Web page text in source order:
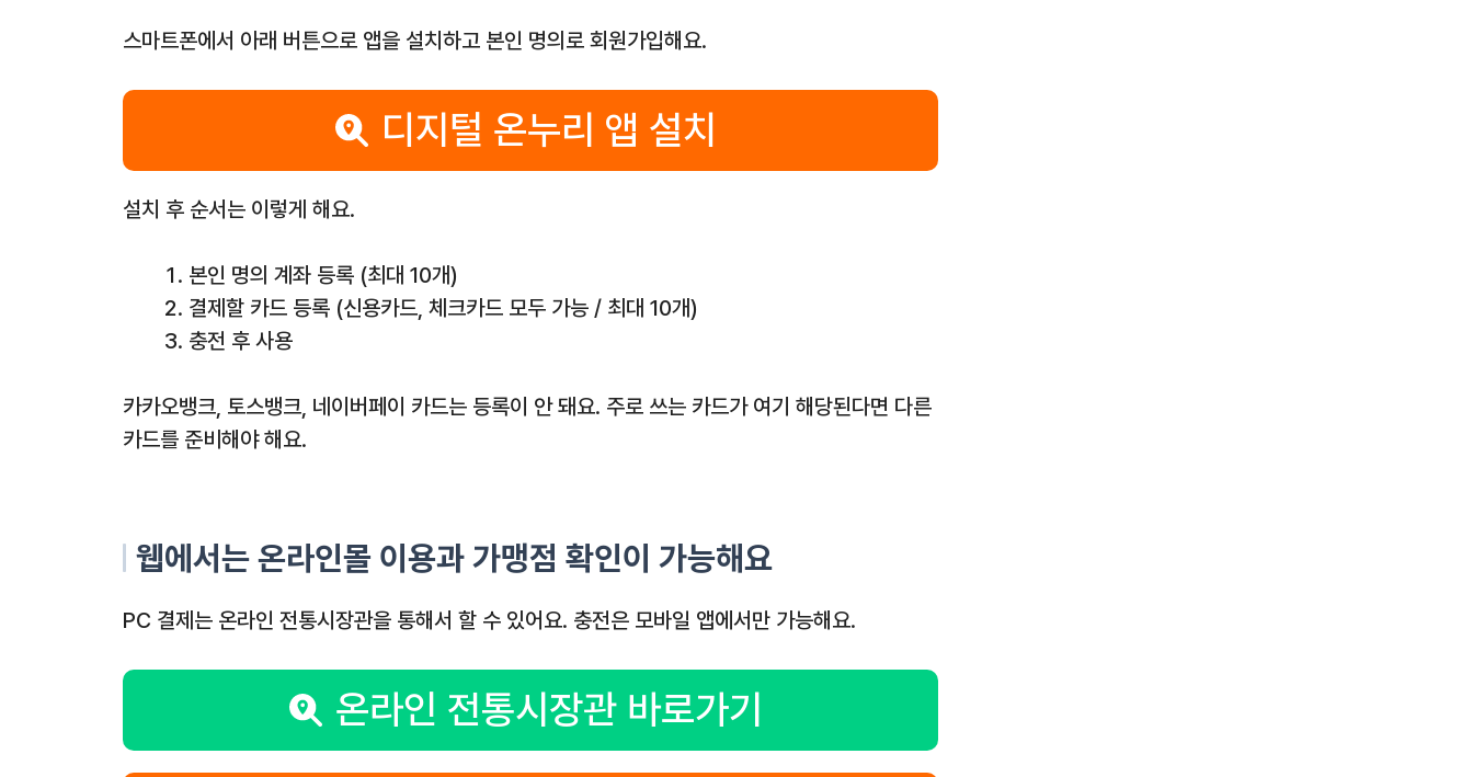
스마트폰에서 아래 버튼으로 앱을 설치하고 본인 명의로 회원가입해요.
디지털 온누리 앱 설치
설치 후 순서는 이렇게 해요.
본인 명의 계좌 등록 (최대 10개)
결제할 카드 등록 (신용카드, 체크카드 모두 가능 / 최대 10개)
충전 후 사용
카카오뱅크, 토스뱅크, 네이버페이 카드는 등록이 안 돼요. 주로 쓰는 카드가 여기 해당된다면 다른
카드를 준비해야 해요.
웹에서는 온라인몰 이용과 가맹점 확인이 가능해요
PC 결제는 온라인 전통시장관을 통해서 할 수 있어요. 충전은 모바일 앱에서만 가능해요.
온라인 전통시장관 바로가기